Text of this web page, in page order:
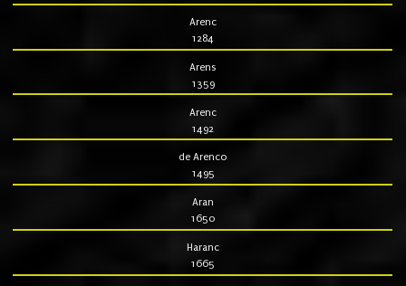
Arenc
1284
Arens
1359
Arenc
1492
de Arenco
1495
Aran
1650
Haranc
1665